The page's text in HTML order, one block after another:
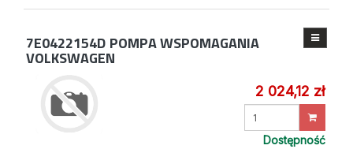
7E0422154D POMPA WSPOMAGANIA
VOLKSWAGEN
2 024,12 zł
Dostępność